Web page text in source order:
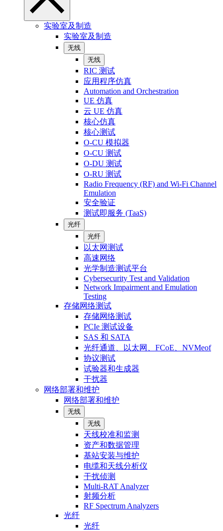
实验室及制造
实验室及制造
无线
无线
RIC 测试
应用程序仿真
Automation and Orchestration
UE 仿真
云 UE 仿真
核心仿真
核心测试
O-CU 模拟器
O-CU 测试
O-DU 测试
O-RU 测试
Radio Frequency (RF) and Wi-Fi Channel
Emulation
安全验证
测试即服务 (TaaS)
光纤
光纤
以太网测试
高速网络
光学制造测试平台
Cybersecurity Test and Validation
Network Impairment and Emulation
Testing
存储网络测试
存储网络测试
PCIe 测试设备
SAS 和 SATA
光纤通道、以太网、FCoE、NVMeof
协议测试
试验器和生成器
干扰器
网络部署和维护
网络部署和维护
无线
无线
天线校准和监测
资产和数据管理
基站安装与维护
电缆和天线分析仪
干扰侦测
Multi-RAT Analyzer
射频分析
RF Spectrum Analyzers
光纤
光纤